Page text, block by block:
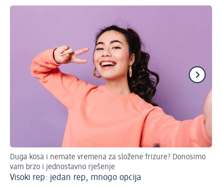
Duga kosa i nemate vremena za složene frizure? Donosimo
vam brzo i jednostavno rješenje
Visoki rep: jedan rep, mnogo opcija